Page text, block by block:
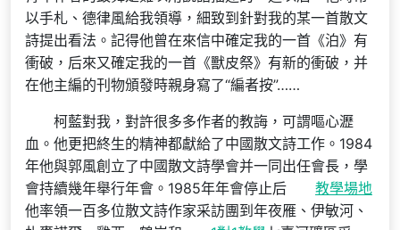
以手札、德律風給我領導，細致到針對我的某一首散文
詩提出看法。記得他曾在來信中確定我的一首《泊》有
衝破，后來又確定我的一首《獸皮祭》有新的衝破，并
在他主編的刊物頒發時親身寫了“編者按”……
柯藍對我，對許很多多作者的教誨，可謂嘔心瀝
血。他更把終生的精神都獻給了中國散文詩工作。1984
年他與郭風創立了中國散文詩學會并一同出任會長，學
會持續幾年舉行年會。1985年年會停止后
教學場地
他率領一百多位散文詩作家采訪團到年夜雁、伊敏河、